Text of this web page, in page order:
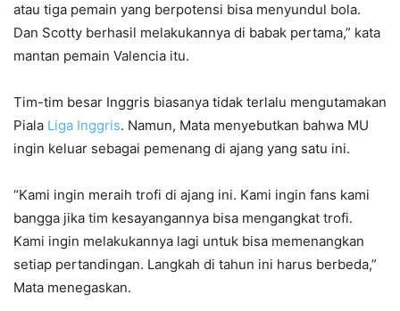
atau tiga pemain yang berpotensi bisa menyundul bola.
Dan Scotty berhasil melakukannya di babak pertama,” kata
mantan pemain Valencia itu.
Tim-tim besar Inggris biasanya tidak terlalu mengutamakan
Piala Liga Inggris. Namun, Mata menyebutkan bahwa MU
ingin keluar sebagai pemenang di ajang yang satu ini.
“Kami ingin meraih trofi di ajang ini. Kami ingin fans kami
bangga jika tim kesayangannya bisa mengangkat trofi.
Kami ingin melakukannya lagi untuk bisa memenangkan
setiap pertandingan. Langkah di tahun ini harus berbeda,”
Mata menegaskan.